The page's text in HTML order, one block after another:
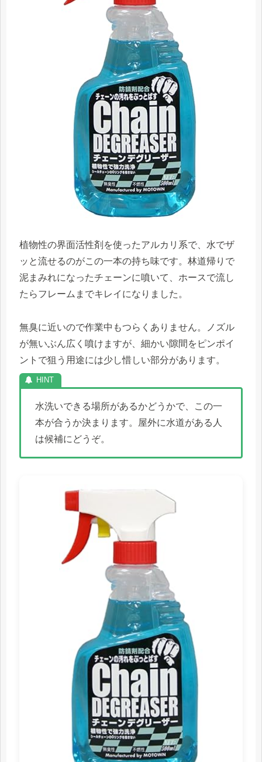
植物性の界面活性剤を使ったアルカリ系で、水でザ
ッと流せるのがこの一本の持ち味です。林道帰りで
泥まみれになったチェーンに噴いて、ホースで流し
たらフレームまでキレイになりました。
無臭に近いので作業中もつらくありません。ノズル
が無いぶん広く噴けますが、細かい隙間をピンポイ
ントで狙う用途には少し惜しい部分があります。
水洗いできる場所があるかどうかで、この一
本が合うか決まります。屋外に水道がある人
は候補にどうぞ。